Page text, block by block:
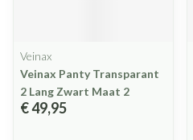
Veinax
Veinax Panty Transparant
2 Lang Zwart Maat 2
€ 49,95